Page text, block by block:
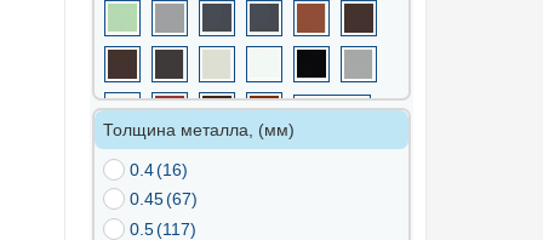
Толщина металла, (мм)
0.4(16)
0.45(67)
0.5(117)